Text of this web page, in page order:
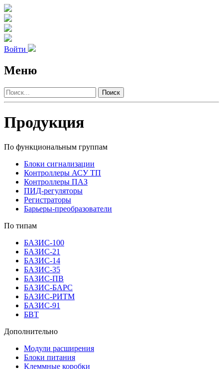
Войти
Меню
Поиск
Продукция
По функциональным группам
Блоки сигнализации
Контроллеры АСУ ТП
Контроллеры ПАЗ
ПИД-регуляторы
Регистраторы
Барьеры-преобразователи
По типам
БАЗИС-100
БАЗИС-21
БАЗИС-14
БАЗИС-35
БАЗИС-ПВ
БАЗИС-БАРС
БАЗИС-РИТМ
БАЗИС-91
БВТ
Дополнительно
Модули расширения
Блоки питания
Клеммные коробки